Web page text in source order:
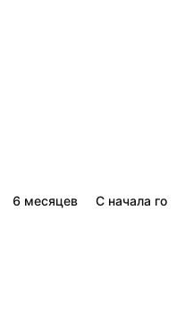
6 месяцев С начала года